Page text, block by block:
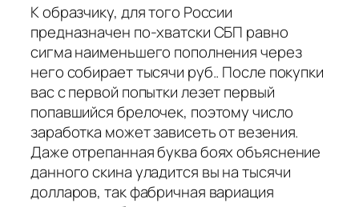
К образчику, для того России
предназначен по-хватски СБП равно
сигма наименьшего пополнения через
него собирает тысячи руб.. После покупки
вас с первой попытки лезет первый
попавшийся брелочек, поэтому число
заработка может зависеть от везения.
Даже отрепанная буква боях объяснение
данного скина уладится вы на тысячи
долларов, так фабричная вариация